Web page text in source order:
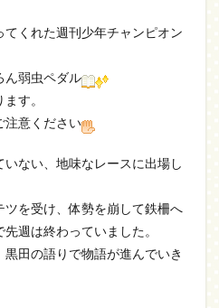
くれた週刊少年チャンピオン
ん弱虫ペダル
す。
注意ください
ない、地味なレースに出場し
を受け、体勢を崩して鉄柵へ
週は終わっていました。
田の語りで物語が進んでいき